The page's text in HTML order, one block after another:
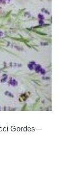
Gordes –